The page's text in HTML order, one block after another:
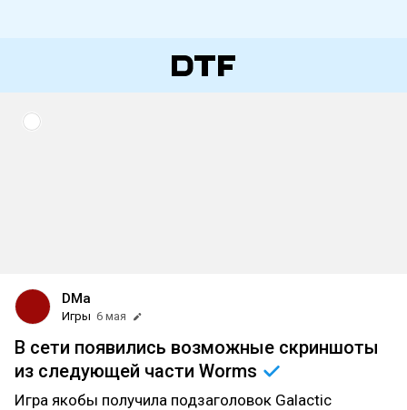
DMa
Игры 6 мая
В сети появились возможные скриншоты
из следующей части Worms
Игра якобы получила подзаголовок Galactic